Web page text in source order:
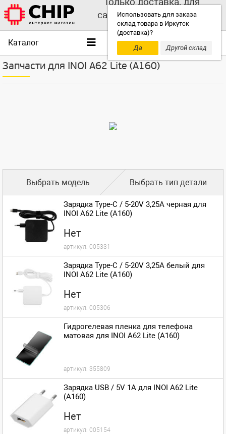
Использовать для заказа
склад товара в Иркутск
(доставка)?
Да
Другой склад
самовывоза выбирайте
другой склад!
Каталог
Запчасти для INOI A62 Lite (A160)
Выбрать модель Выбрать тип детали
Зарядка Type-C / 5-20V 3,25A черная для
INOI A62 Lite (A160)
Нет
артикул: 005331
Зарядка Type-C / 5-20V 3,25A белый для
INOI A62 Lite (A160)
Нет
артикул: 005306
Гидрогелевая пленка для телефона
матовая для INOI A62 Lite (A160)
артикул: 355809
Зарядка USB / 5V 1A для INOI A62 Lite
(A160)
Нет
артикул: 005154